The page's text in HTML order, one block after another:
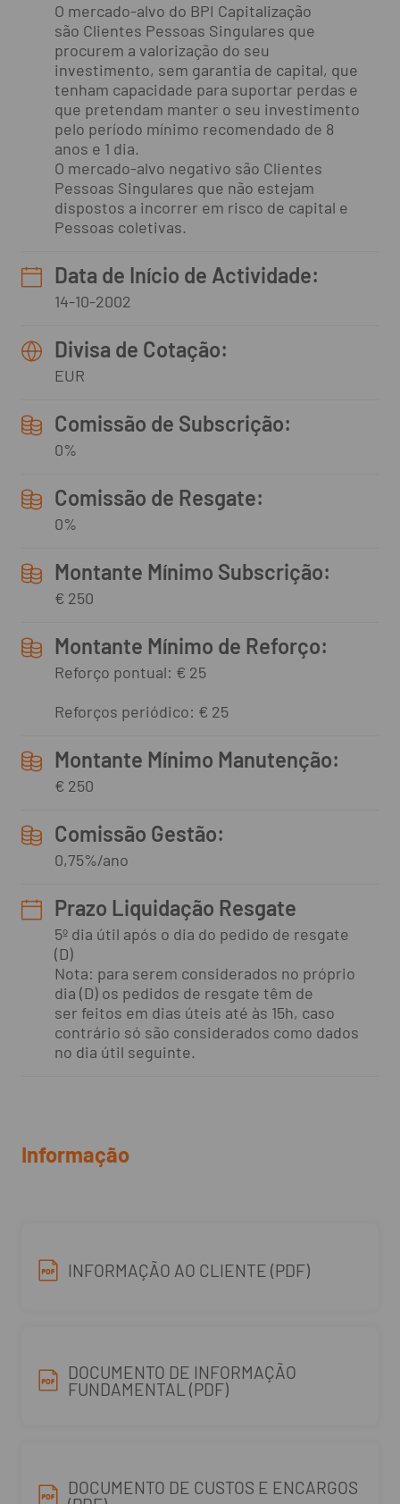
O mercado-alvo do BPI Capitalização
são Clientes Pessoas Singulares que
procurem a valorização do seu
investimento, sem garantia de capital, que
tenham capacidade para suportar perdas e
que pretendam manter o seu investimento
pelo período mínimo recomendado de 8
anos e 1 dia.
O mercado-alvo negativo são Clientes
Pessoas Singulares que não estejam
dispostos a incorrer em risco de capital e
Pessoas coletivas.
Data de Início de Actividade:
14-10-2002
Divisa de Cotação:
EUR
Comissão de Subscrição:
0%
Comissão de Resgate:
0%
Montante Mínimo Subscrição:
€ 250
Montante Mínimo de Reforço:
Reforço pontual: € 25
Reforços periódico: € 25
Montante Mínimo Manutenção:
€ 250
Comissão Gestão:
0,75%/ano
Prazo Liquidação Resgate
5º dia útil após o dia do pedido de resgate
(D)
Nota: para serem considerados no próprio
dia (D) os pedidos de resgate têm de
ser feitos em dias úteis até às 15h, caso
contrário só são considerados como dados
no dia útil seguinte.
Informação
INFORMAÇÃO AO CLIENTE (PDF)
DOCUMENTO DE INFORMAÇÃO
FUNDAMENTAL (PDF)
DOCUMENTO DE CUSTOS E ENCARGOS